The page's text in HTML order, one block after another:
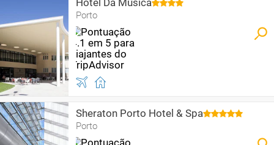
Hotel Da Música
Porto
Sheraton Porto Hotel & Spa
Porto